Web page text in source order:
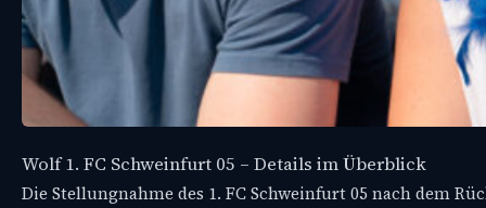
Wolf 1. FC Schweinfurt 05 – Details im Überblick
Die Stellungnahme des 1. FC Schweinfurt 05 nach dem